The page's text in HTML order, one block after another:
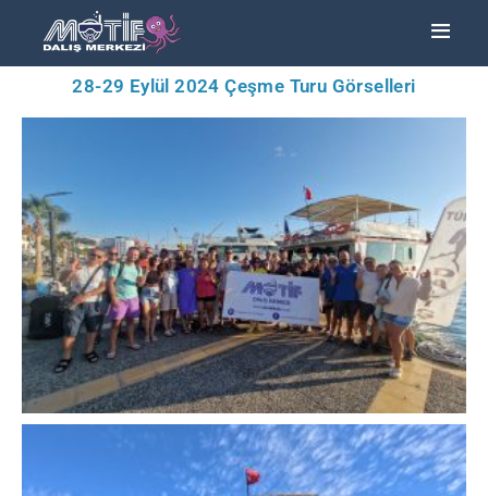
KURSLAR
FOTOĞRAF
ALBÜMLERI
ÜCRETLERIMIZ
HAKKIMIZDA
İLETIŞIM
28-29 Eylül 2024 Çeşme Turu Görselleri